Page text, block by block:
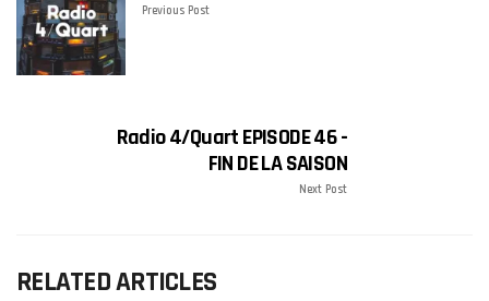
Previous Post
Radio 4/Quart EPISODE 46 -
FIN DE LA SAISON
Next Post
RELATED ARTICLES